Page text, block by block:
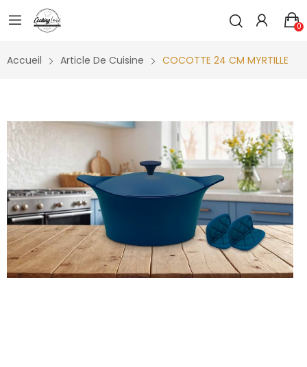
0
Accueil Article De Cuisine COCOTTE 24 CM MYRTILLE